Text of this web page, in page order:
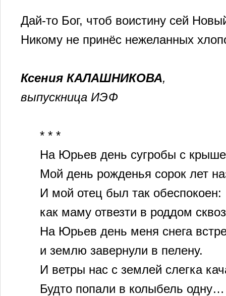
Дай-то Бог, чтоб воистину сей
Никому не принёс нежеланных
Ксения КАЛАШНИКОВА,
выпускница ИЭФ
* * *
На Юрьев день сугробы с
Мой день рожденья сорок лет
И мой отец был так обеспокоен:
как маму отвезти в роддом
На Юрьев день меня снега
и землю завернули в пелену.
И ветры нас с землей слегка
Будто попали в колыбель одну…